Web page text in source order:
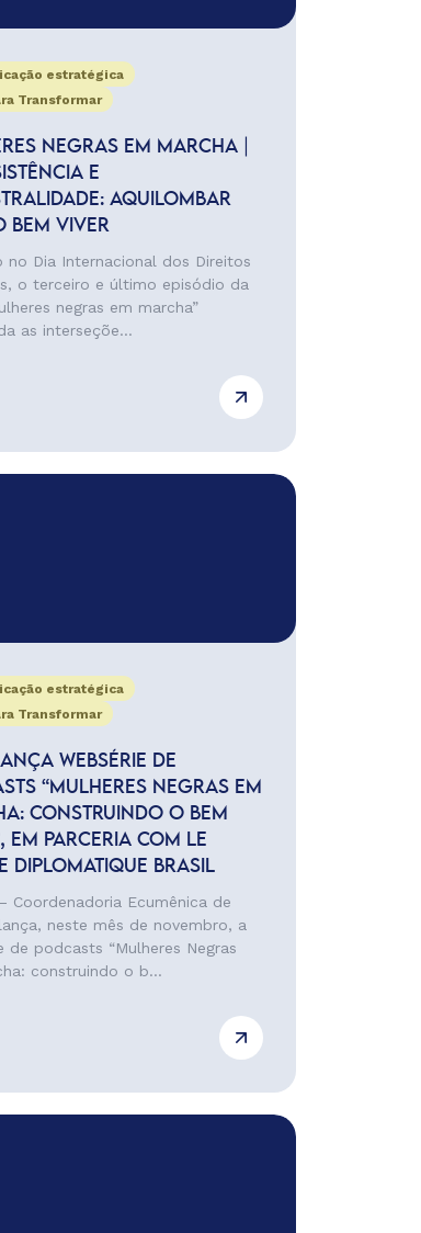
estratégica
Transformar
NEGRAS EM MARCHA |
E
AQUILOMBAR
BEM VIVER
no Dia Internacional dos Direitos
o terceiro e último episódio da
negras em marcha”
as interseçõe...
estratégica
Transformar
WEBSÉRIE DE
“MULHERES NEGRAS EM
CONSTRUINDO O BEM
EM PARCERIA COM LE
DIPLOMATIQUE BRASIL
Coordenadoria Ecumênica de
neste mês de novembro, a
de podcasts “Mulheres Negras
construindo o b...